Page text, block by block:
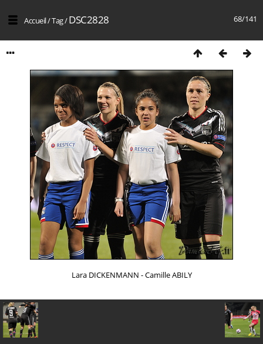
68/141
Accueil/Tag/DSC2828
Lara DICKENMANN - Camille ABILY